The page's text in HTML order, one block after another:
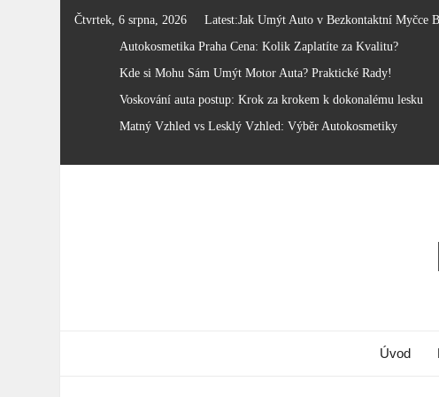
Skip
Čtvrtek, 6 srpna, 2026 Latest:Jak Umýt Auto v Bezkontaktní Myčce
Autokosmetika Praha Cena: Kolik Zaplatíte za Kvalitu?
Kde si Mohu Sám Umýt Motor Auta? Praktické Rady!
Voskování auta postup: Krok za krokem k dokonalému lesku
Matný Vzhled vs Lesklý Vzhled: Výběr Autokosmetiky
Úvod